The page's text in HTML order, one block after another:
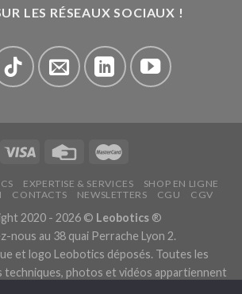
LES RÉSEAUX SOCIAUX !
EXPERTISE & SERVICES
SHOP EN LIGNE
CONTACTS NEWSLETTERS CGU CGV
2020 - 2026 © Leobotics ®
nous au 38 quai Perrache Lyon 2.
et logo Leobotics déposés. Toutes les
techniques, photos et vidéos appartiennent